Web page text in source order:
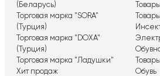
(Беларусь)
Торговая марка "SORA"
(Турция)
Торговая марка "DOXA"
(Турция)
Торговая марка "Ладушки"
Хит продаж
Обувь